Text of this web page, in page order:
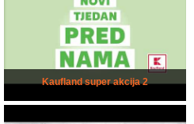
Kaufland super akcija 2